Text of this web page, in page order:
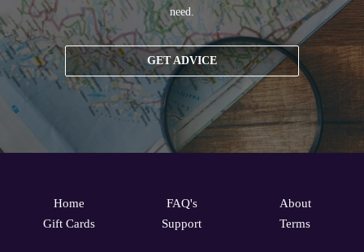
need.
GET ADVICE
Home
Gift Cards
FAQ's
Support
About
Terms